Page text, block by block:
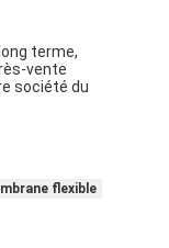
terme,
vente
société du
flexible